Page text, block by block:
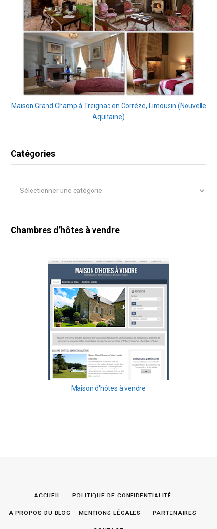
Maison Grand Champ à Treignac en Corrèze, Limousin (Nouvelle
Aquitaine)
Catégories
Catégories
Chambres d’hôtes à vendre
Maison d'hôtes à vendre
ACCUEIL POLITIQUE DE CONFIDENTIALITÉ
A PROPOS DU BLOG – MENTIONS LÉGALES PARTENAIRES